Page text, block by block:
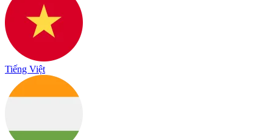
Tiếng Việt